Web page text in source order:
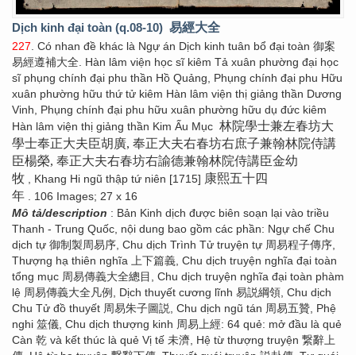
Dịch kinh đại toàn (q.08-10) 易經大全
227 . Có nhan đề khác là Ngự án Dịch kinh tuân bổ đại toàn 御案
易經遵補大全. Hàn lâm viện học sĩ kiêm Tả xuân phường đại học
sĩ phụng chính đại phu thần Hồ Quảng, Phụng chính đại phu Hữu
xuân phường hữu thứ tử kiêm Hàn lâm viện thị giảng thần Dương
Vinh, Phụng chính đại phu hữu xuân phường hữu dụ đức kiêm
Hàn lâm viện thị giảng thần Kim Ấu Mục 林院學士兼左春坊大
學士奉正大夫臣胡廣, 奉正大夫右春坊右庶子兼翰林院侍講
臣楊榮, 奉正大夫右春坊右諭德兼翰林院侍講臣金幼
牧 , Khang Hi ngũ thập tứ niên [1715] 康熙五十四
年 . 106 Images; 27 x 16
Mô tả/description : Bản Kinh dịch được biên soạn lại vào triều
Thanh - Trung Quốc, nội dung bao gồm các phần: Ngự chế Chu
dịch tự 御制製周易序, Chu dịch Trình Tử truyện tự 周易程子傳序,
Thượng hạ thiên nghĩa 上下篇義, Chu dịch truyện nghĩa đại toàn
tổng mục 周易傳義大全總目, Chu dịch truyện nghĩa đại toàn phàm
lệ 周易傳義大全凡例, Dịch thuyết cương lĩnh 易説綱領, Chu dịch
Chu Tử đồ thuyết 周易朱子圖説, Chu dịch ngũ tán 周易五贊, Phệ
nghi 筮儀, Chu dịch thượng kinh 周易上經: 64 quẻ: mở đầu là quẻ
Càn 乾 và kết thúc là quẻ Vị tế 未濟, Hệ từ thượng truyện 繋辭上